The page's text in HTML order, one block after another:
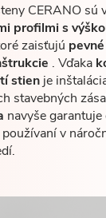
CERANO sú
profilmi s
zaisťujú
. Vďaka
stien je
stavebných
navyše
v